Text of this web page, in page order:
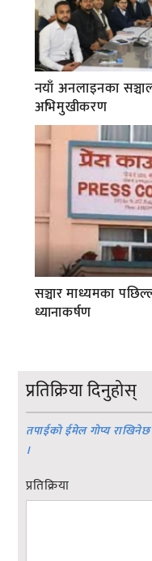
नयाँ अनलाइनका
अभिमुखीकरण
सञ्चार माध्यमका
ध्यानाकर्षण
प्रतिक्रिया दिनुहोस्
तपाईको ईमेल गोप्य
।
प्रतिक्रिया